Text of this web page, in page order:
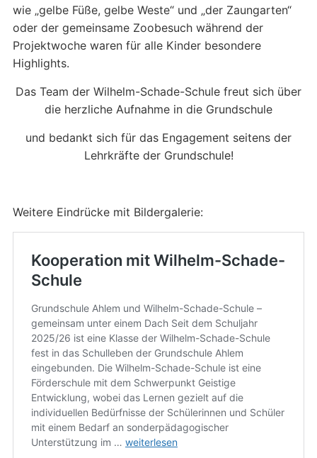
wie „gelbe Füße, gelbe Weste“ und „der Zaungarten“
oder der gemeinsame Zoobesuch während der
Projektwoche waren für alle Kinder besondere
Highlights.
Das Team der Wilhelm-Schade-Schule freut sich über
die herzliche Aufnahme in die Grundschule
und bedankt sich für das Engagement seitens der
Lehrkräfte der Grundschule!
Weitere Eindrücke mit Bildergalerie: